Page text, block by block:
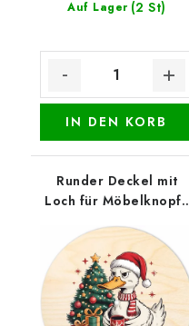
Auf Lager (2 St)
IN DEN KORB
Runder Deckel mit
Loch für Möbelknopf -